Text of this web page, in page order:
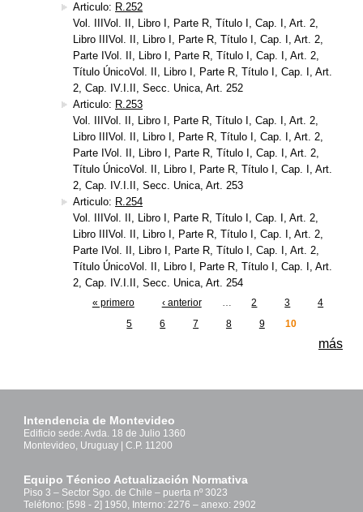
Articulo: R.252
Vol. IIIVol. II, Libro I, Parte R, Título I, Cap. I, Art. 2,
Libro IIIVol. II, Libro I, Parte R, Título I, Cap. I, Art. 2,
Parte IVol. II, Libro I, Parte R, Título I, Cap. I, Art. 2,
Título ÚnicoVol. II, Libro I, Parte R, Título I, Cap. I, Art.
2, Cap. IV.I.II, Secc. Unica, Art. 252
Articulo: R.253
Vol. IIIVol. II, Libro I, Parte R, Título I, Cap. I, Art. 2,
Libro IIIVol. II, Libro I, Parte R, Título I, Cap. I, Art. 2,
Parte IVol. II, Libro I, Parte R, Título I, Cap. I, Art. 2,
Título ÚnicoVol. II, Libro I, Parte R, Título I, Cap. I, Art.
2, Cap. IV.I.II, Secc. Unica, Art. 253
Articulo: R.254
Vol. IIIVol. II, Libro I, Parte R, Título I, Cap. I, Art. 2,
Libro IIIVol. II, Libro I, Parte R, Título I, Cap. I, Art. 2,
Parte IVol. II, Libro I, Parte R, Título I, Cap. I, Art. 2,
Título ÚnicoVol. II, Libro I, Parte R, Título I, Cap. I, Art.
2, Cap. IV.I.II, Secc. Unica, Art. 254
« primero ‹ anterior … 2 3
4
5
6 7 8 9 10
más
Intendencia de Montevideo
Edificio sede: Avda. 18 de Julio 1360
Montevideo, Uruguay | C.P. 11200
Equipo Técnico Actualización Normativa
Piso 3 – Sector Sgo. de Chile – puerta nº 3023
Teléfono: [598 - 2] 1950, Interno: 2276 – anexo: 2902